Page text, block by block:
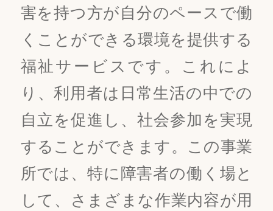
害を持つ方が自分のペースで働
くことができる環境を提供する
福祉サービスです。これによ
り、利用者は日常生活の中での
自立を促進し、社会参加を実現
することができます。この事業
所では、特に障害者の働く場と
して、さまざまな作業内容が用